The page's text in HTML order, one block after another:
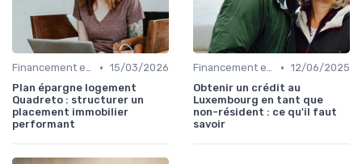
Financement et Prêts Immobiliers • 15/03/2026
Plan épargne logement
Quadreto : structurer un
placement immobilier
performant
Financement et Prêts Immobiliers • 12/06/2025
Obtenir un crédit au
Luxembourg en tant que
non-résident : ce qu'il faut
savoir